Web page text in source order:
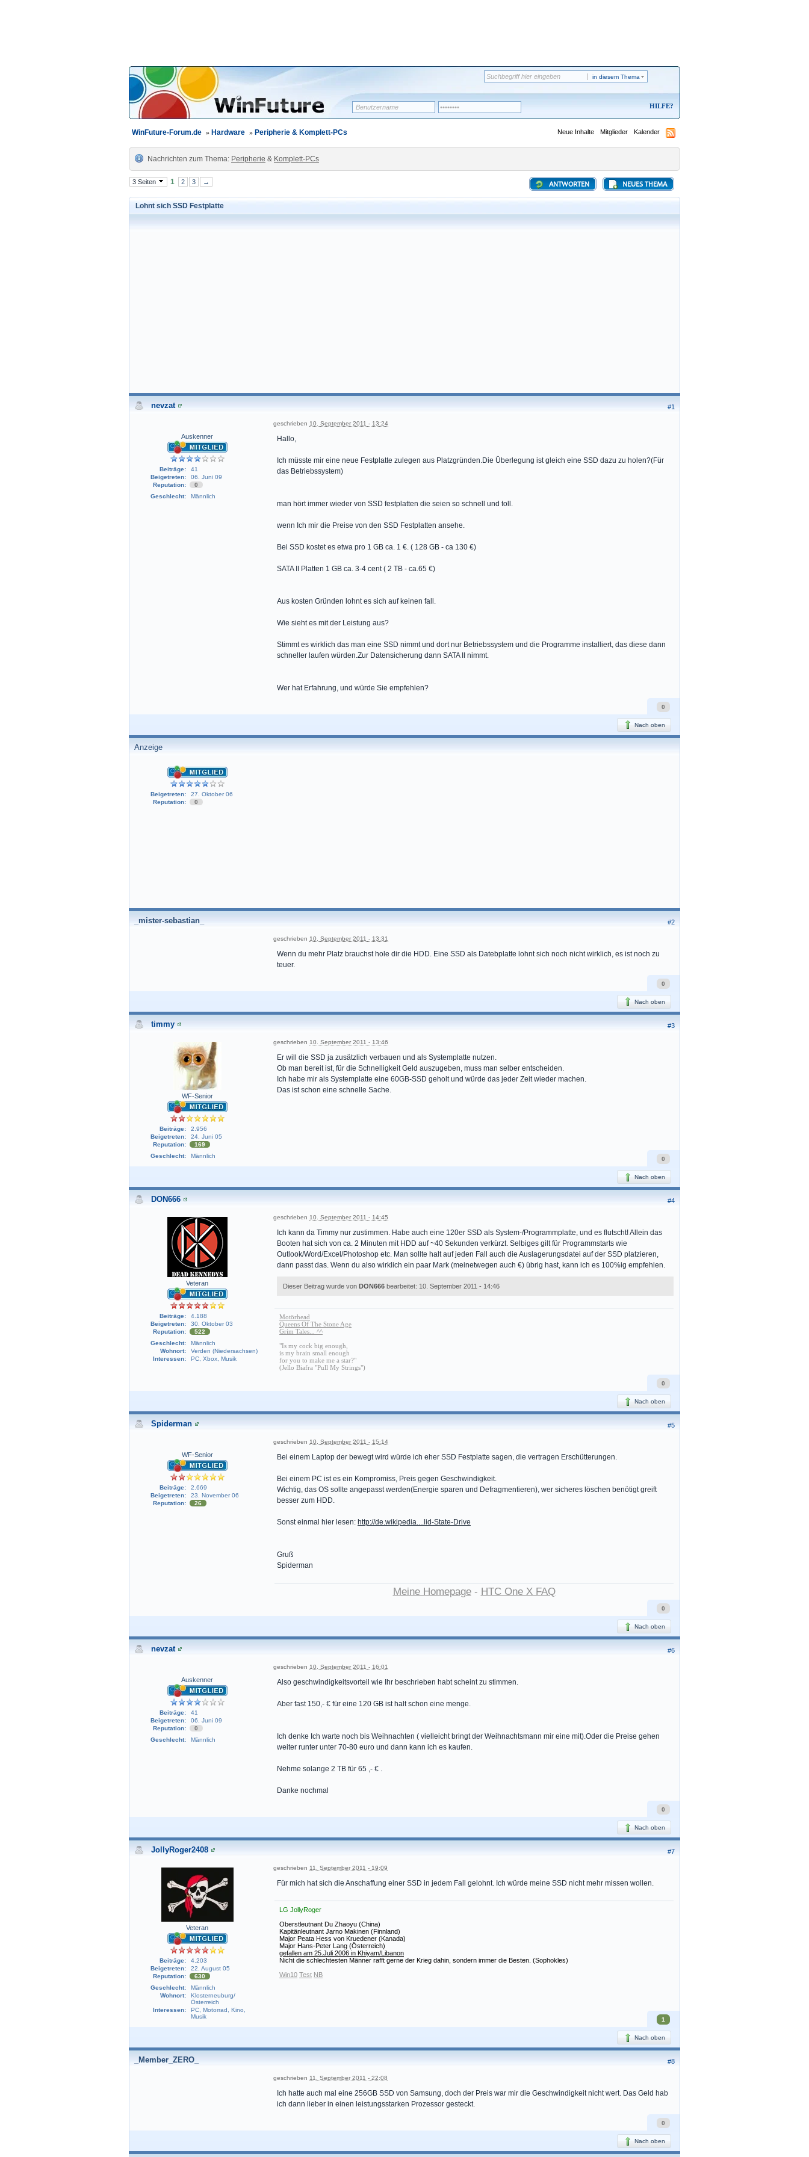
in diesem Thema
HILFE
WinFuture-Forum.de » Hardware » Peripherie & Komplett-PCs Neue Inhalte Mitglieder Kalender
Nachrichten zum Thema: Peripherie & Komplett-PCs
3 Seiten 1 2 3 → NEUES THEMA
ANTWORTEN
Lohnt sich SSD Festplatte
#1
nevzat
Auskenner
Beiträge:
41
Beigetreten:
06. Juni 09
Reputation:
0
Geschlecht:
Männlich
geschrieben 10. September 2011 - 13:24
Hallo,
Ich müsste mir eine neue Festplatte zulegen aus Platzgründen.Die Überlegung ist gleich eine SSD dazu zu holen?(Für
das Betriebssystem)
man hört immer wieder von SSD festplatten die seien so schnell und toll.
wenn Ich mir die Preise von den SSD Festplatten ansehe.
Bei SSD kostet es etwa pro 1 GB ca. 1 €. ( 128 GB - ca 130 €)
SATA II Platten 1 GB ca. 3-4 cent ( 2 TB - ca.65 €)
Aus kosten Gründen lohnt es sich auf keinen fall.
Wie sieht es mit der Leistung aus?
Stimmt es wirklich das man eine SSD nimmt und dort nur Betriebssystem und die Programme installiert, das diese dann
schneller laufen würden.Zur Datensicherung dann SATA II nimmt.
Wer hat Erfahrung, und würde Sie empfehlen?
0
Nach oben
Anzeige
Beigetreten:
27. Oktober 06
Reputation:
0
#2
_mister-sebastian_
geschrieben 10. September 2011 - 13:31
Wenn du mehr Platz brauchst hole dir die HDD. Eine SSD als Datebplatte lohnt sich noch nicht wirklich, es ist noch zu
teuer.
0
Nach oben
#3
timmy
WF-Senior
Beiträge:
2.956
Beigetreten:
24. Juni 05
Reputation:
169
Geschlecht:
Männlich
geschrieben 10. September 2011 - 13:46
Er will die SSD ja zusätzlich verbauen und als Systemplatte nutzen.
Ob man bereit ist, für die Schnelligkeit Geld auszugeben, muss man selber entscheiden.
Ich habe mir als Systemplatte eine 60GB-SSD geholt und würde das jeder Zeit wieder machen.
Das ist schon eine schnelle Sache.
0
Nach oben
#4
DON666
Veteran
Beiträge:
4.188
Beigetreten:
30. Oktober 03
Reputation:
522
Geschlecht:
Männlich
Wohnort:
Verden (Niedersachsen)
Interessen:
PC, Xbox, Musik
geschrieben 10. September 2011 - 14:45
Ich kann da Timmy nur zustimmen. Habe auch eine 120er SSD als System-/Programmplatte, und es flutscht! Allein das
Booten hat sich von ca. 2 Minuten mit HDD auf ~40 Sekunden verkürzt. Selbiges gilt für Programmstarts wie
Outlook/Word/Excel/Photoshop etc. Man sollte halt auf jeden Fall auch die Auslagerungsdatei auf der SSD platzieren,
dann passt das. Wenn du also wirklich ein paar Mark (meinetwegen auch €) übrig hast, kann ich es 100%ig empfehlen.
Dieser Beitrag wurde von DON666 bearbeitet: 10. September 2011 - 14:46
Motörhead
Queens Of The Stone Age
Grim Tales... ^^
"Is my cock big enough,
is my brain small enough
for you to make me a star?"
(Jello Biafra "Pull My Strings")
0
Nach oben
#5
Spiderman
WF-Senior
Beiträge:
2.669
Beigetreten:
23. November 06
Reputation:
26
geschrieben 10. September 2011 - 15:14
Bei einem Laptop der bewegt wird würde ich eher SSD Festplatte sagen, die vertragen Erschütterungen.
Bei einem PC ist es ein Kompromiss, Preis gegen Geschwindigkeit.
Wichtig, das OS sollte angepasst werden(Energie sparen und Defragmentieren), wer sicheres löschen benötigt greift
besser zum HDD.
Sonst einmal hier lesen: http://de.wikipedia....lid-State-Drive
Gruß
Spiderman
Meine Homepage- HTC One X FAQ
0
Nach oben
#6
nevzat
Auskenner
Beiträge:
41
Beigetreten:
06. Juni 09
Reputation:
0
Geschlecht:
Männlich
geschrieben 10. September 2011 - 16:01
Also geschwindigkeitsvorteil wie Ihr beschrieben habt scheint zu stimmen.
Aber fast 150,- € für eine 120 GB ist halt schon eine menge.
Ich denke Ich warte noch bis Weihnachten ( vielleicht bringt der Weihnachtsmann mir eine mit).Oder die Preise gehen
weiter runter unter 70-80 euro und dann kann ich es kaufen.
Nehme solange 2 TB für 65 ,- € .
Danke nochmal
0
Nach oben
#7
JollyRoger2408
Veteran
Beiträge:
4.203
Beigetreten:
22. August 05
Reputation:
630
Geschlecht:
Männlich
Wohnort:
Klosterneuburg/
Österreich
Interessen:
PC, Motorrad, Kino,
Musik
geschrieben 11. September 2011 - 19:09
Für mich hat sich die Anschaffung einer SSD in jedem Fall gelohnt. Ich würde meine SSD nicht mehr missen wollen.
LG JollyRoger
Oberstleutnant Du Zhaoyu (China)
Kapitänleutnant Jarno Makinen (Finnland)
Major Peata Hess von Kruedener (Kanada)
Major Hans-Peter Lang (Österreich)
gefallen am 25.Juli 2006 in Khiyam/Libanon
Nicht die schlechtesten Männer rafft gerne der Krieg dahin, sondern immer die Besten. (Sophokles)
Win10 Test NB
1
Nach oben
#8
_Member_ZERO_
geschrieben 11. September 2011 - 22:08
Ich hatte auch mal eine 256GB SSD von Samsung, doch der Preis war mir die Geschwindigkeit nicht wert. Das Geld hab
ich dann lieber in einen leistungsstarken Prozessor gesteckt.
0
Nach oben